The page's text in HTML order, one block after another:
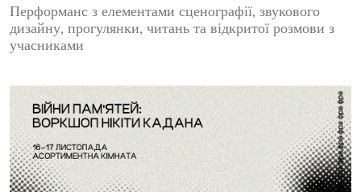
Перформанс з елементами сценографії, звукового
дизайну, прогулянки, читань та відкритої розмови з
учасниками